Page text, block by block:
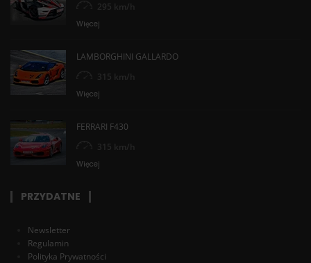
295 km/h
Więcej
LAMBORGHINI GALLARDO
315 km/h
Więcej
FERRARI F430
315 km/h
Więcej
PRZYDATNE
Newsletter
Regulamin
Polityka Prywatności